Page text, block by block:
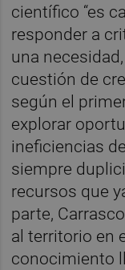
científico “es
responder a
una
cuestión de
según el
explorar
ineficiencias
siempre
recursos que
parte,
al territorio en
conocimiento